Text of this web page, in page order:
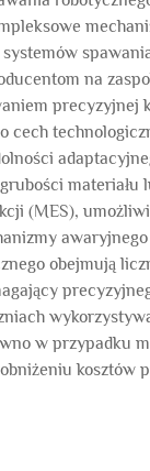
na
cech
materiału
(MES),
obejmują
w przypadku